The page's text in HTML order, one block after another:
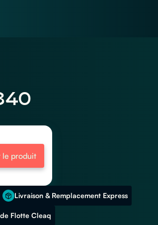
le produit
Livraison & Remplacement Express
Flotte Cleaq